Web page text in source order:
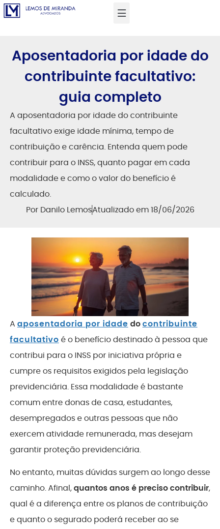
Aposentadoria por idade do
contribuinte facultativo:
guia completo
A aposentadoria por idade do contribuinte
facultativo exige idade mínima, tempo de
contribuição e carência. Entenda quem pode
contribuir para o INSS, quanto pagar em cada
modalidade e como o valor do benefício é
calculado.
PorDanilo LemosAtualizado em 18/06/2026
A aposentadoria por idade docontribuinte
facultativo é o benefício destinado à pessoa que
contribui para o INSS por iniciativa própria e
cumpre os requisitos exigidos pela legislação
previdenciária. Essa modalidade é bastante
comum entre donas de casa, estudantes,
desempregados e outras pessoas que não
exercem atividade remunerada, mas desejam
garantir proteção previdenciária.
No entanto, muitas dúvidas surgem ao longo desse
caminho. Afinal,quantos anos é preciso contribuir,
qual é a diferença entre os planos de contribuição
e quanto o segurado poderá receber ao se